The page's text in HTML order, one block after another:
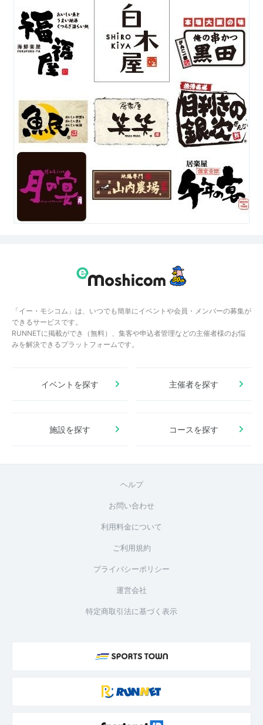
「イー・モシコム」は、いつでも簡単にイベントや会員・メンバーの募集が
できるサービスです。
RUNNETに掲載ができ（無料）、集客や申込者管理などの主催者様のお悩
みを解決できるプラットフォームです。
イベントを探す 主催者を探す
施設を探す コースを探す
ヘルプ
お問い合わせ
利用料金について
ご利用規約
プライバシーポリシー
運営会社
特定商取引法に基づく表示